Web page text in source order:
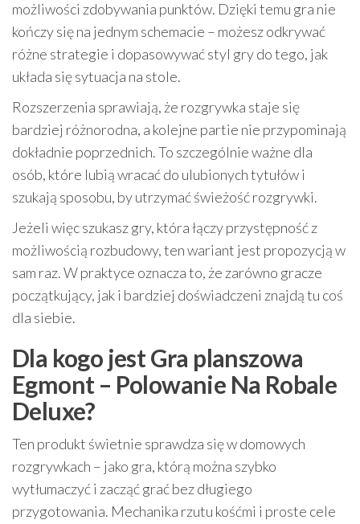
możliwości zdobywania punktów. Dzięki temu gra nie
kończy się na jednym schemacie – możesz odkrywać
różne strategie i dopasowywać styl gry do tego, jak
układa się sytuacja na stole.
Rozszerzenia sprawiają, że rozgrywka staje się
bardziej różnorodna, a kolejne partie nie przypominają
dokładnie poprzednich. To szczególnie ważne dla
osób, które lubią wracać do ulubionych tytułów i
szukają sposobu, by utrzymać świeżość rozgrywki.
Jeżeli więc szukasz gry, która łączy przystępność z
możliwością rozbudowy, ten wariant jest propozycją w
sam raz. W praktyce oznacza to, że zarówno gracze
początkujący, jak i bardziej doświadczeni znajdą tu coś
dla siebie.
Dla kogo jest Gra planszowa
Egmont – Polowanie Na Robale
Deluxe?
Ten produkt świetnie sprawdza się w domowych
rozgrywkach – jako gra, którą można szybko
wytłumaczyć i zacząć grać bez długiego
przygotowania. Mechanika rzutu kośćmi i proste cele